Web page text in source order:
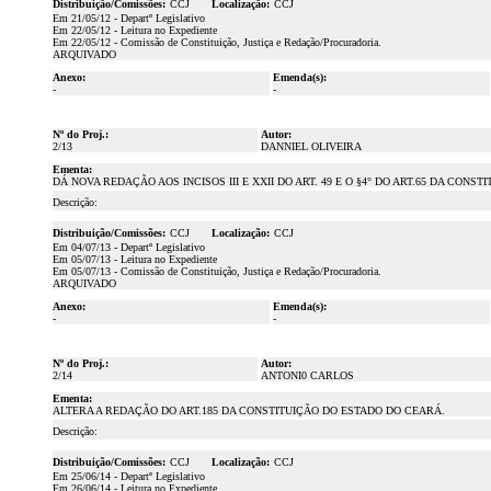
Distribuição/Comissões: CCJ Localização: CCJ
Em 21/05/12 - Departº Legislativo
Em 22/05/12 - Leitura no Expediente
Em 22/05/12 - Comissão de Constituição, Justiça e Redação/Procuradoria.
ARQUIVADO
Anexo:
-
Emenda(s):
-
Nº do Proj.:
2/13
Autor:
DANNIEL OLIVEIRA
Ementa:
DÁ NOVA REDAÇÃO AOS INCISOS III E XXII DO ART. 49 E O §4° DO ART.65 DA
Descrição:
Distribuição/Comissões: CCJ Localização: CCJ
Em 04/07/13 - Departº Legislativo
Em 05/07/13 - Leitura no Expediente
Em 05/07/13 - Comissão de Constituição, Justiça e Redação/Procuradoria.
ARQUIVADO
Anexo:
-
Emenda(s):
-
Nº do Proj.:
2/14
Autor:
ANTONI0 CARLOS
Ementa:
ALTERA A REDAÇÃO DO ART.185 DA CONSTITUIÇÃO DO ESTADO DO CEARÁ.
Descrição:
Distribuição/Comissões: CCJ Localização: CCJ
Em 25/06/14 - Departº Legislativo
Em 26/06/14 - Leitura no Expediente